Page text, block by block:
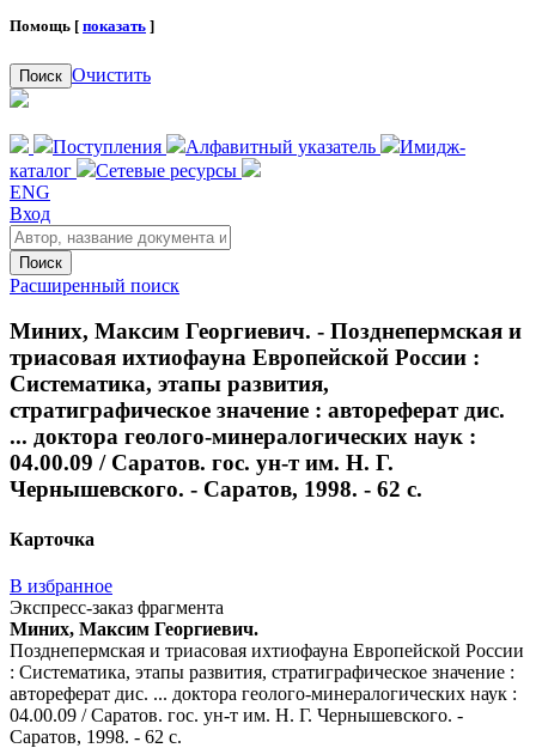
Помощь [ показать ]
Поиск Очистить
Поступления Алфавитный указатель
Имидж-
каталог
Сетевые ресурсы
ENG
Вход
Поиск
Расширенный поиск
Миних, Максим Георгиевич. - Позднепермская и
триасовая ихтиофауна Европейской России :
Систематика, этапы развития,
стратиграфическое значение : автореферат дис.
... доктора геолого-минералогических наук :
04.00.09 / Саратов. гос. ун-т им. Н. Г.
Чернышевского. - Саратов, 1998. - 62 с.
Карточка
В избранное
Экспресс-заказ фрагмента
Миних, Максим Георгиевич.
Позднепермская и триасовая ихтиофауна Европейской России
: Систематика, этапы развития, стратиграфическое значение :
автореферат дис. ... доктора геолого-минералогических наук :
04.00.09 / Саратов. гос. ун-т им. Н. Г. Чернышевского. -
Саратов, 1998. - 62 с.